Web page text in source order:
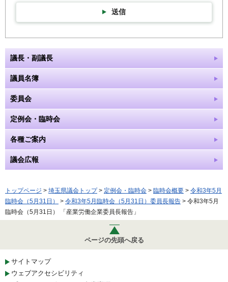
送信
議長・副議長
議員名簿
委員会
定例会・臨時会
各種ご案内
議会広報
トップページ > 埼玉県議会トップ> 定例会・臨時会 > 臨時会概要 > 令和3年5月
臨時会（5月31日）
> 令和3年5月臨時会（5月31日）委員長報告 > 令和3年5月
臨時会（5月31日） 「産業労働企業委員長報告」
ページの先頭へ戻る
サイトマップ
ウェブアクセシビリティ